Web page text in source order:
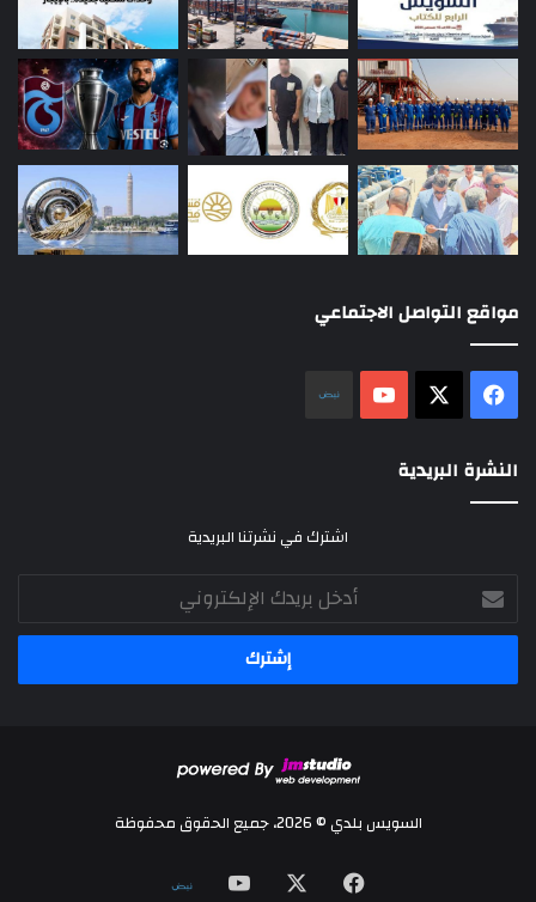
مواقع التواصل الاجتماعي
فيسبوك ‫YouTube
النشرة البريدية
اشترك في نشرتنا البريدية
أدخل
بريدك
الإلكتروني
السويس بلدي © 2026، جميع الحقوق محفوظة
فيسبوك ‫YouTube